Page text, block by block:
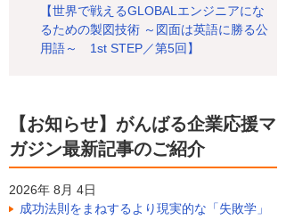
【世界で戦えるGLOBALエンジニアにな
るための製図技術 ～図面は英語に勝る公
用語～ 1st STEP／第5回】
【お知らせ】がんばる企業応援マ
ガジン最新記事のご紹介
2026年 8月 4日
成功法則をまねするより現実的な「失敗学」